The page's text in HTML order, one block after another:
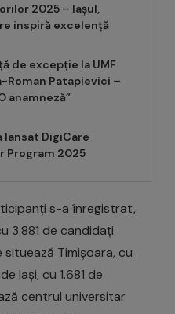
2025 – Iașul,
inspiră excelență
de excepție la UMF
Roman Patapievici –
anamneză”
lansat DigiCare
Program 2025
s-a înregistrat,
3.881 de candidați
situează Timișoara, cu
Iași, cu 1.681 de
centrul universitar